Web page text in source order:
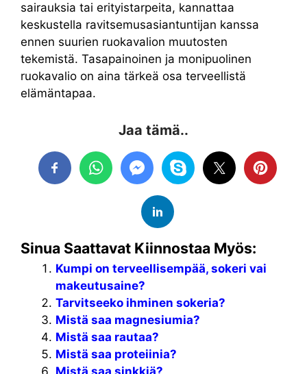
sairauksia tai erityistarpeita, kannattaa
keskustella ravitsemusasiantuntijan kanssa
ennen suurien ruokavalion muutosten
tekemistä. Tasapainoinen ja monipuolinen
ruokavalio on aina tärkeä osa terveellistä
elämäntapaa.
Jaa tämä..
Sinua Saattavat Kiinnostaa Myös:
Kumpi on terveellisempää, sokeri vai
makeutusaine?
Tarvitseeko ihminen sokeria?
Mistä saa magnesiumia?
Mistä saa rautaa?
Mistä saa proteiinia?
Mistä saa sinkkiä?